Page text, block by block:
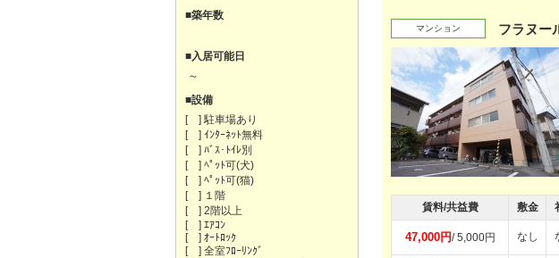
■築年数
■入居可能日
～
■設備
[ ] 駐車場あり
[ ] ｲﾝﾀｰﾈｯﾄ無料
[ ] ﾊﾞｽ･ﾄｲﾚ別
[ ] ﾍﾟｯﾄ可(犬)
[ ] ﾍﾟｯﾄ可(猫)
[ ] １階
[ ] 2階以上
[ ] ｴｱｺﾝ
[ ] ｵｰﾄﾛｯｸ
[ ] 全室ﾌﾛｰﾘﾝｸﾞ
マンション フラヌー
賃料/共益費 敷金
47,000円/ 5,000円 なし